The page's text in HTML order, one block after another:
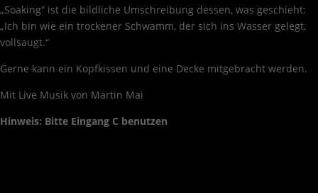
„Soaking“ ist die bildliche Umschreibung dessen, was geschieht:
„Ich bin wie ein trockener Schwamm, der sich ins Wasser gelegt,
vollsaugt.“
Gerne kann ein Kopfkissen und eine Decke mitgebracht werden.
Mit Live Musik von Martin Mai
Hinweis: Bitte Eingang C benutzen